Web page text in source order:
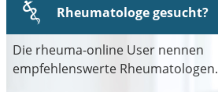
Rheumatologe gesucht?
Die rheuma-online User nennen
empfehlenswerte Rheumatologen.